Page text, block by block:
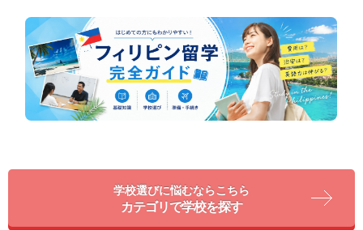
学校選びに悩むならこちら
カテゴリで学校を探す